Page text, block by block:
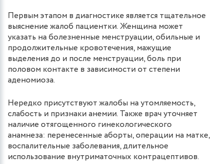
Первым этапом в диагностике является тщательное
выяснение жалоб пациентки. Женщина может
указать на болезненные менструации, обильные и
продолжительные кровотечения, мажущие
выделения до и после менструации, боль при
половом контакте в зависимости от степени
аденомиоза.
Нередко присутствуют жалобы на утомляемость,
слабость и признаки анемии. Также врач уточняет
наличие отягощенного гинекологического
анамнеза: перенесенные аборты, операции на матке,
воспалительные заболевания, длительное
использование внутриматочных контрацептивов.